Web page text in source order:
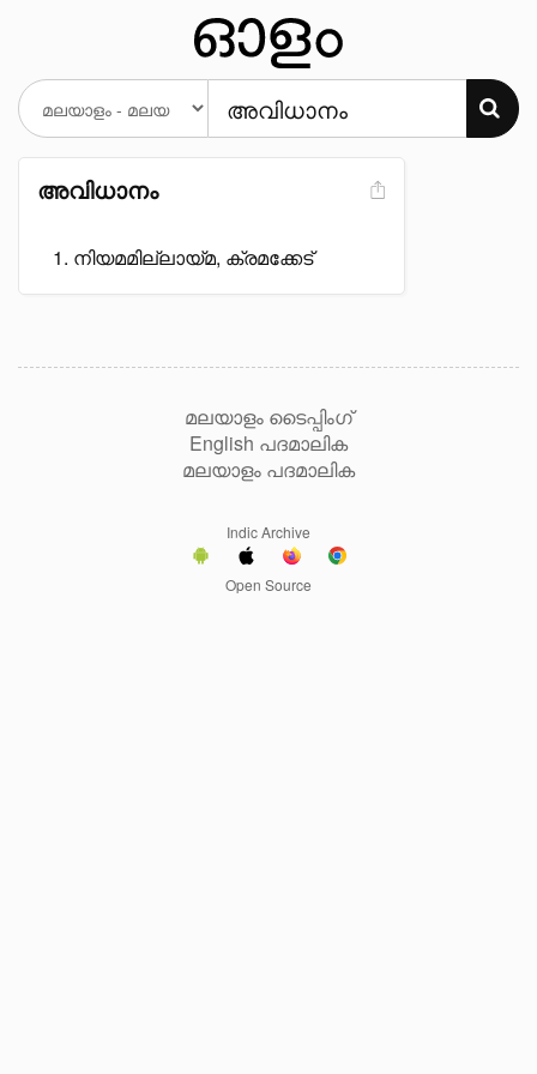
അവിധാനം
നിയമമില്ലായ്മ, ക്രമക്കേട്
മലയാളം ടൈപ്പിംഗ്
English പദമാലിക
മലയാളം പദമാലിക
Indic Archive
Open Source